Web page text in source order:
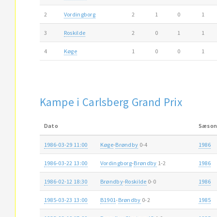
2 Vordingborg 2 1 0 1
3 Roskilde 2 0 1 1
4 Køge 1 0 0 1
Kampe i Carlsberg Grand Prix
Dato Sæson
1986-03-29 11:00 Køge-Brøndby 0-4 1986
1986-03-22 13:00 Vordingborg-Brøndby 1-2 1986
1986-02-12 18:30 Brøndby-Roskilde 0-0 1986
1985-03-23 13:00 B1901-Brøndby 0-2 1985